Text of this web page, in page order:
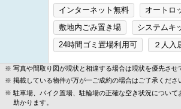
インターネット無料
オートロ
敷地内ごみ置き場
システムキ
24時間ゴミ置場利用可
２人入
写真や間取り図が現状と相違する場合は現状を優先させ
掲載している物件が万が一ご成約の場合はご了承くださ
駐車場、バイク置場、駐輪場の正確な空き状況について
助かります。